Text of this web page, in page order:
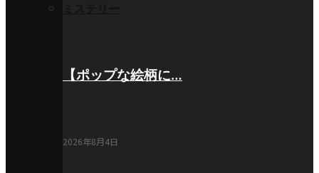
【ポップな絵柄に…
2026年8月4日